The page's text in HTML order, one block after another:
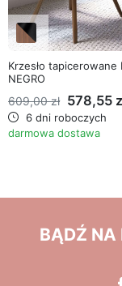
Krzesło tapicerowane
NEGRO
609,00 zł 578,55
6 dni roboczych
darmowa dostawa
BĄDŹ NA